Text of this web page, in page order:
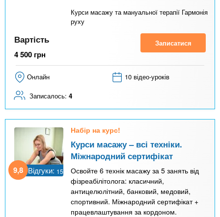
Курси масажу та мануальної терапії Гармонія
руху
Вартість
4 500 грн
Записатися
Онлайн 10 відео-уроків
Записалось: 4
9,8 Відгуки: 15
Набір на курс!
Курси масажу – всі техніки.
Міжнародний сертифікат
Освойте 6 технік масажу за 5 занять від
фізреабілітолога: класичний,
антицелюлітний, банковий, медовий,
спортивний. Міжнародний сертифікат +
працевлаштування за кордоном.